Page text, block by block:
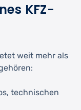
KFZ-
weit mehr als
technischen